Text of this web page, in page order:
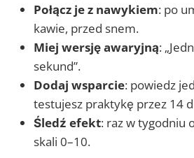
Połącz je z nawykiem: po
kawie, przed snem.
Miej wersję awaryjną:
sekund”.
Dodaj wsparcie: powiedz
testujesz praktykę przez 14
Śledź efekt: raz w tygodniu
skali 0–10.